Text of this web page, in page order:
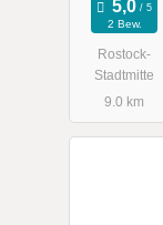
2 Bew.
Rostock-
Stadtmitte
9.0 km